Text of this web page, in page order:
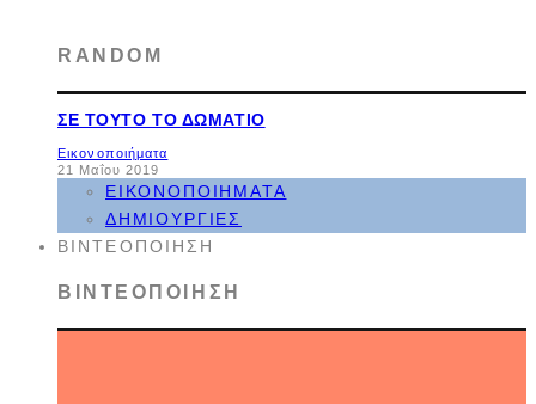
RANDOM
ΣΕ ΤΟΎΤΟ ΤΟ ΔΩΜΆΤΙΟ
Εικονοποιήματα
21 Μαΐου 2019
ΕΙΚΟΝΟΠΟΙΉΜΑΤΑ
ΔΗΜΙΟΥΡΓΊΕΣ
ΒΙΝΤΕΟΠΟΊΗΣΗ
ΒΙΝΤΕΟΠΟΊΗΣΗ